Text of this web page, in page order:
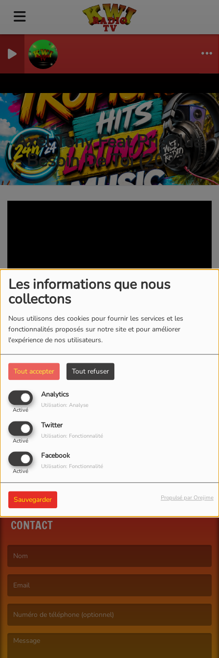
Les informations que nous
collectons
Nous utilisons des cookies pour fournir les services et les
fonctionnalités proposés sur notre site et pour améliorer
l'expérience de nos utilisateurs.
Tout accepter Tout refuser
Analytics
Activé
Utilisation: Analyse
Twitter
Activé
Utilisation: Fonctionnalité
Facebook
Activé
Utilisation: Fonctionnalité
Sauvegarder Propulsé par Orejime
Axel Tony Feat Priscillia
- Besoin De Toi (2023)
07 MAI 2023 - 1676 VUES
KWI RADIO/TV
Commentaires(0)
SE CONNECTER
CONTACT